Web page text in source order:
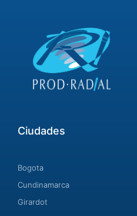
Ciudades
Bogota
Cundinamarca
Girardot